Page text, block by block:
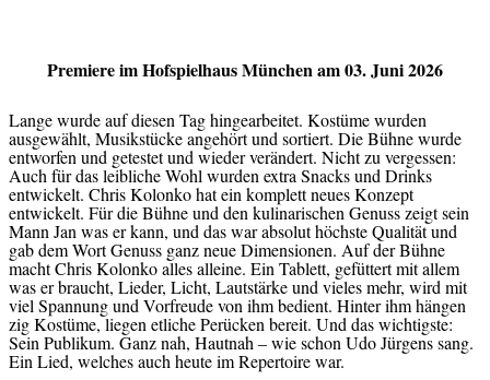
Premiere im Hofspielhaus München am 03. Juni 2026
Lange wurde auf diesen Tag hingearbeitet. Kostüme wurden
ausgewählt, Musikstücke angehört und sortiert. Die Bühne wurde
entworfen und getestet und wieder verändert. Nicht zu vergessen:
Auch für das leibliche Wohl wurden extra Snacks und Drinks
entwickelt. Chris Kolonko hat ein komplett neues Konzept
entwickelt. Für die Bühne und den kulinarischen Genuss zeigt sein
Mann Jan was er kann, und das war absolut höchste Qualität und
gab dem Wort Genuss ganz neue Dimensionen. Auf der Bühne
macht Chris Kolonko alles alleine. Ein Tablett, gefüttert mit allem
was er braucht, Lieder, Licht, Lautstärke und vieles mehr, wird mit
viel Spannung und Vorfreude von ihm bedient. Hinter ihm hängen
zig Kostüme, liegen etliche Perücken bereit. Und das wichtigste:
Sein Publikum. Ganz nah, Hautnah – wie schon Udo Jürgens sang.
Ein Lied, welches auch heute im Repertoire war.